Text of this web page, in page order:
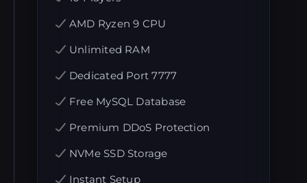
AMD Ryzen 9 CPU
Unlimited RAM
Dedicated Port 7777
Free MySQL Database
Premium DDoS Protection
NVMe SSD Storage
Instant Setup